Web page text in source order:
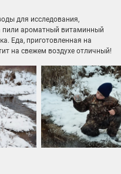
для исследования,
пили ароматный витаминный
Еда, приготовленная на
на свежем воздухе отличный!